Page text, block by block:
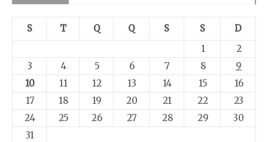
S T Q Q S S
D
1
2
3
4 5 6 7 8
9
10
11 12 13 14 15
16
17
18 19 20 21 22
23
24
25 26 27 28 29
30
31